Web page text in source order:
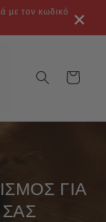
με τον κωδικό
Καλάθι
ΓΙΑ
ΣΑΣ
×